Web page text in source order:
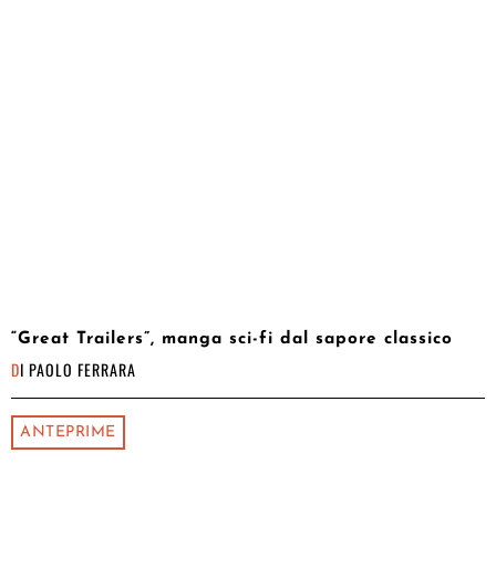
“Great Trailers”, manga sci-fi dal sapore classico
DI PAOLO FERRARA
ANTEPRIME